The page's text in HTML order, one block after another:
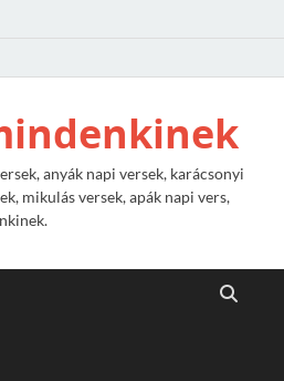
anyák napi versek, karácsonyi
mikulás versek, apák napi vers,